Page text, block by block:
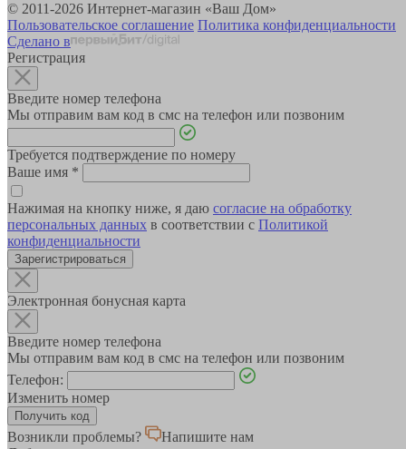
© 2011-2026 Интернет-магазин «Ваш Дом»
Пользовательское соглашение Политика конфиденциальности
Сделано в
Регистрация
Введите номер телефона
Мы отправим вам код в смс на телефон или позвоним
Требуется подтверждение по номеру
Ваше имя *
Нажимая на кнопку ниже, я даю согласие на обработку
персональных данных в соответствии с Политикой
конфиденциальности
Зарегистрироваться
Электронная бонусная карта
Введите номер телефона
Мы отправим вам код в смс на телефон или позвоним
Телефон:
Изменить номер
Возникли проблемы?
Напишите нам